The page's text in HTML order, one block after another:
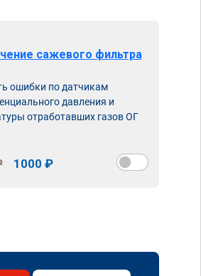
сажевого фильтра
ошибки по датчикам
давления и
отработавших газов ОГ
1000 ₽